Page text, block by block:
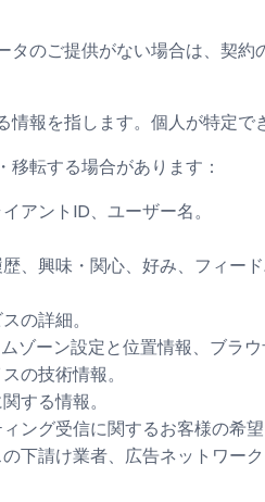
のご提供がない場合は、契
報を指します。個人が特定で
転する場合があります：
アントID、ユーザー名。
興味・関心、好み、フィード
の詳細。
ーン設定と位置情報、ブラ
の技術情報。
する情報。
グ受信に関するお客様の希望
下請け業者、広告ネットワー